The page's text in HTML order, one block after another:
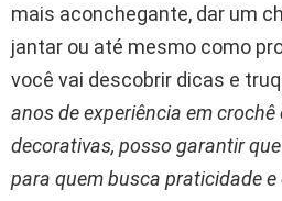
mais aconchegante, dar um
jantar ou até mesmo como
você vai descobrir dicas e
anos de experiência em
decorativas, posso garantir
para quem busca praticidade e